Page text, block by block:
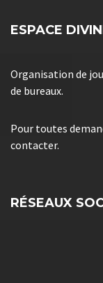
ESPACE
Organisation de
de bureaux.
Pour toutes
contacter.
RÉSEAUX